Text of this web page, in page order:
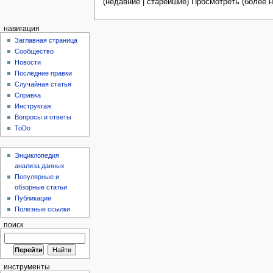
(недавние | старейшие) Просмотреть (более
навигация
Заглавная страница
Сообщество
Новости
Последние правки
Случайная статья
Справка
Инструктаж
Вопросы и ответы
ToDo
Энциклопедия
анализа данных
Популярные и
обзорные статьи
Публикации
Полезные ссылки
поиск
инструменты